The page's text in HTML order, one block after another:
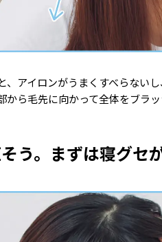
、アイロンがうまくすべらな
ら毛先に向かって全体をブラッ
う。まずは寝グセ